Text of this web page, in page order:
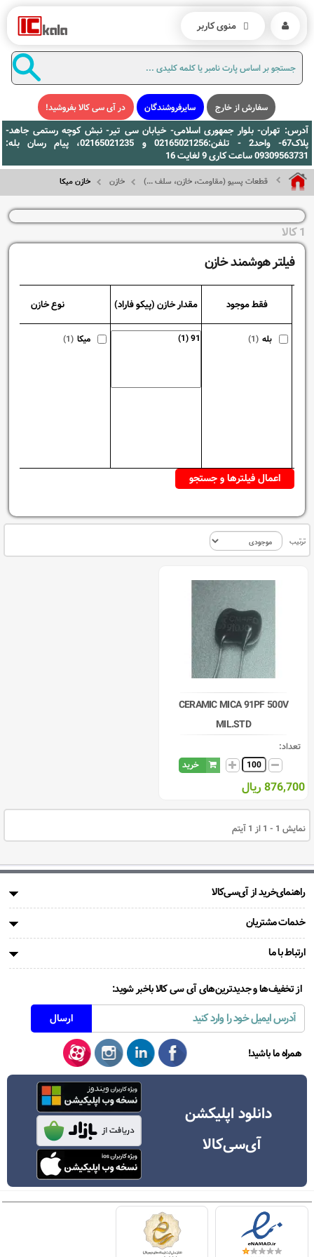
سفارش از خارج سایرفروشندگان در آی سی کالا بفروشید!
آدرس: تهران- بلوار جمهوری اسلامی- خیابان سی تیر- نبش کوچه رستمی جاهد-
پلاک67- واحد2 - تلفن:02165021256 و 02165021235، پیام رسان بله:
09309563731 ساعت کاری 9 لغایت 16
قطعات پسیو (مقاومت، خازن، سلف ...) خازن خازن میکا
1 کالا
فیلتر هوشمند خازن
فقط موجود
بله (1)
مقدار خازن (پیکو فاراد) نوع خازن
میکا (1)
ترتیب
CERAMIC MICA 91PF 500V
MIL.STD
تعداد:
خرید
876,700 ریال
نمایش 1 - 1 از 1 آیتم
راهنمای‌خرید از آی‌سی‌کالا
خدمات مشتریان
ارتباط با ما
از تخفیف‌ها و جدیدترین‌های آی سی کالا باخبر شوید:
همراه ما باشید!
دانلود اپلیکشن
آی‌سی‌کالا
منوی کاربر